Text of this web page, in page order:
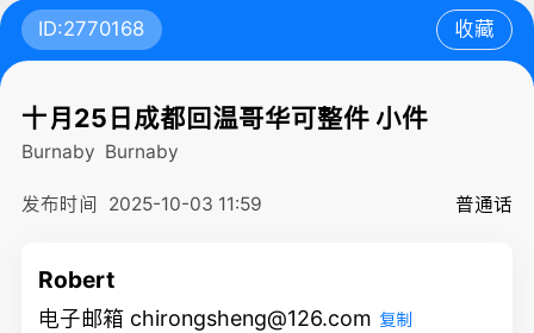
ID:2770168 收藏
十月25日成都回温哥华可整件 小件
Burnaby Burnaby
发布时间 2025-10-03 11:59 普通话
Robert
电子邮箱 chirongsheng@126.com 复制